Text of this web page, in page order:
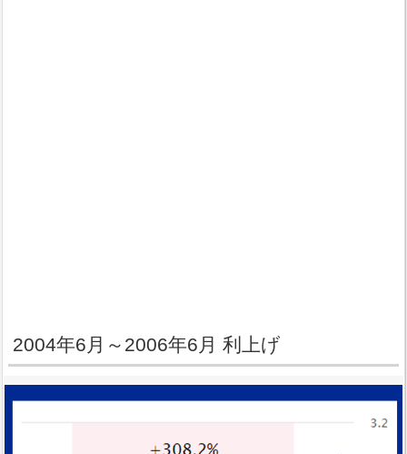
2004年6月～2006年6月 利上げ